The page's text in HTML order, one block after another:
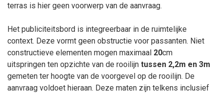
terras is hier geen voorwerp van de aanvraag.
Het publiciteitsbord is integreerbaar in de ruimtelijke
context. Deze vormt geen obstructie voor passanten. Niet
constructieve elementen mogen maximaal 20cm
uitspringen ten opzichte van de rooilijn tussen 2,2m en 3m
gemeten ter hoogte van de voorgevel op de rooilijn. De
aanvraag voldoet hieraan. Deze maten zijn telkens inclusief